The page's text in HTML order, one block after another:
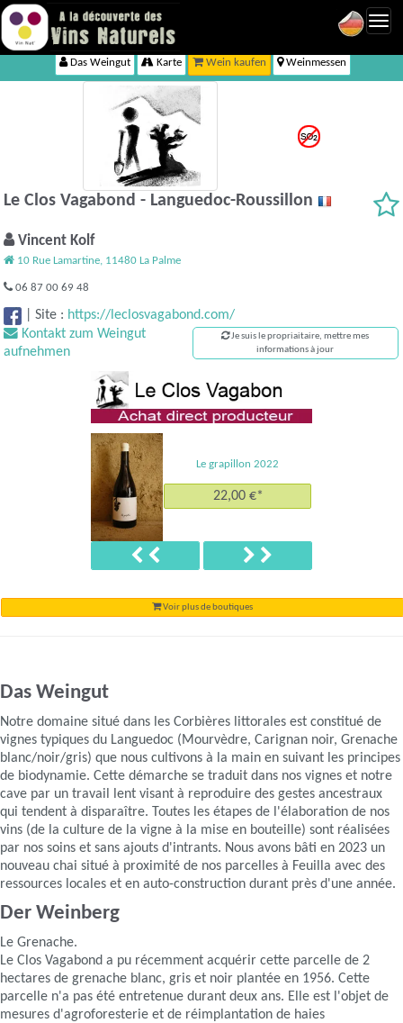
Das Weingut Karte Wein kaufen Weinmessen
Le Clos Vagabond - Languedoc-Roussillon
Vincent Kolf
10 Rue Lamartine, 11480 La Palme
06 87 00 69 48
|Site : https://leclosvagabond.com/
Kontakt zum Weingut
aufnehmen
Je suis le propriaitaire, mettre mes
informations à jour
Le grapillon 2022
22,00 €*
Précédent Suivant
Voir plus de boutiques
Das Weingut
Notre domaine situé dans les Corbières littorales est constitué de
vignes typiques du Languedoc (Mourvèdre, Carignan noir, Grenache
blanc/noir/gris) que nous cultivons à la main en suivant les principes
de biodynamie. Cette démarche se traduit dans nos vignes et notre
cave par un travail lent visant à reproduire des gestes ancestraux
qui tendent à disparaître. Toutes les étapes de l'élaboration de nos
vins (de la culture de la vigne à la mise en bouteille) sont réalisées
par nos soins et sans ajouts d'intrants. Nous avons bâti en 2023 un
nouveau chai situé à proximité de nos parcelles à Feuilla avec des
ressources locales et en auto-construction durant près d'une année.
Der Weinberg
Le Grenache.
Le Clos Vagabond a pu récemment acquérir cette parcelle de 2
hectares de grenache blanc, gris et noir plantée en 1956. Cette
parcelle n'a pas été entretenue durant deux ans. Elle est l'objet de
mesures d'agroforesterie et de réimplantation de haies